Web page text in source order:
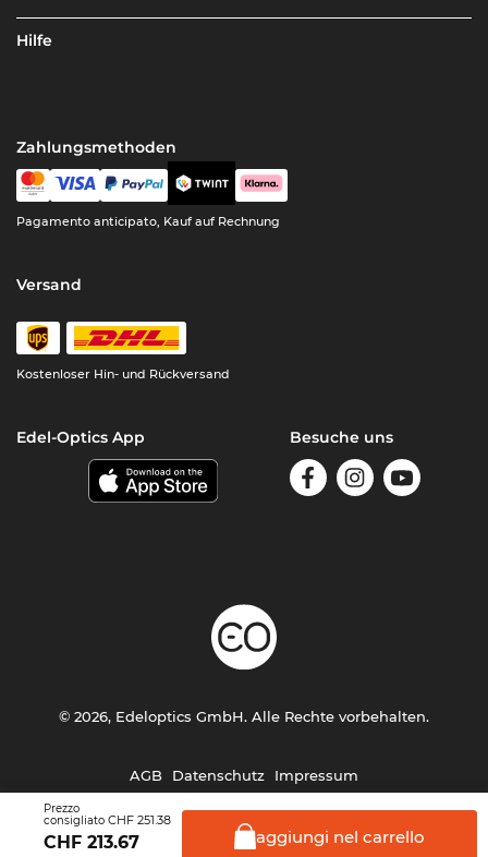
Prezzo
consigliato CHF 251.38
CHF 213.67 aggiungi nel carrello
Hilfe
Zahlungsmethoden
Pagamento anticipato, Kauf auf Rechnung
Versand
Kostenloser Hin- und Rückversand
Edel-Optics App Besuche uns
AGB Datenschutz Impressum
© 2026, Edeloptics GmbH. Alle Rechte vorbehalten.